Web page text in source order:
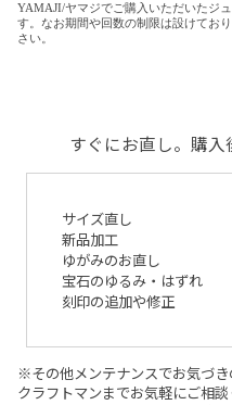
YAMAJI/ヤマジでご購入いただいたジ
す。なお期間や回数の制限は設けてお
さい。
すぐにお直し。購
サイズ直し
新品加工
ゆがみのお直し
宝石のゆるみ・はずれ
刻印の追加や修正
※その他メンテナンスでお気づ
クラフトマンまでお気軽にご相